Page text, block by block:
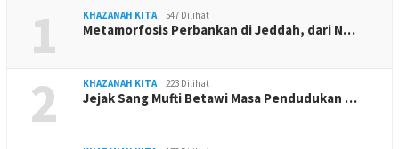
1 KHAZANAH KITA 547 Dilihat
Metamorfosis Perbankan di Jeddah, dari N…
2 KHAZANAH KITA 223 Dilihat
Jejak Sang Mufti Betawi Masa Pendudukan …